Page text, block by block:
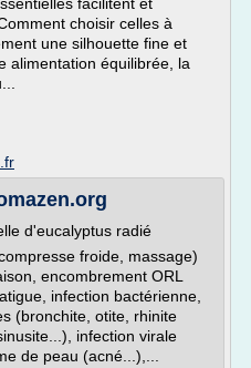
choisir celles à
une silhouette fine et
alimentation équilibrée, la
d'eucalyptus radié
froide, massage)
encombrement ORL
infection bactérienne,
(bronchite, otite, rhinite
infection virale
de peau (acné...),...